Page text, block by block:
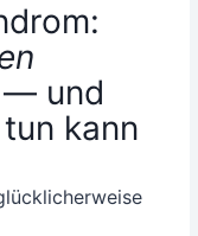
— und
kann